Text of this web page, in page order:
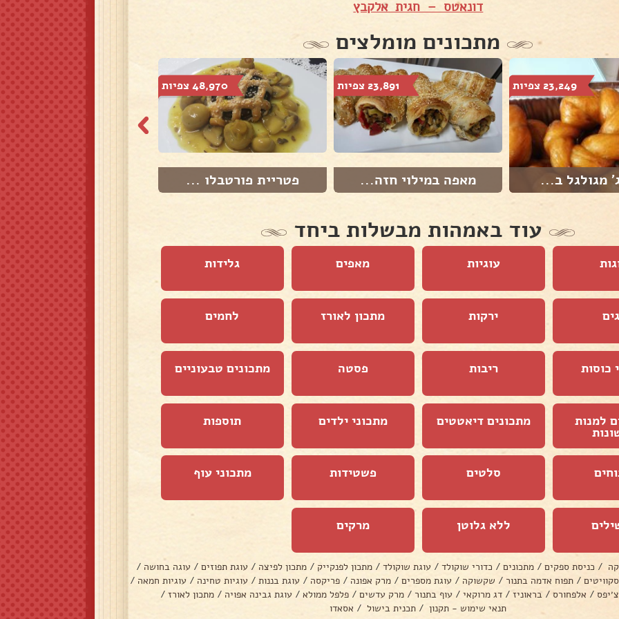
דונאטס – חגית אלקבץ
מתכונים מומלצים
23,249 צפיות
מגולגל ב...
23,891 צפיות
מאפה במילוי חזה...
48,970 צפיות
פטריית פורטבלו ...
עוד באמהות מבשלות ביחד
עוגיות מאפים גלידות
ירקות מתכון לאורז לחמים
כוסות ריבות פסטה מתכונים טבעוניים
למנות מתכונים דיאטטים מתכוני ילדים תוספות
סלטים פשטידות מתכוני עוף
ללא גלוטן מרקים
/ כניסת ספקים / מתכונים / כדורי שוקולד / עוגת שוקולד / מתכון לפנקייק / מתכון לפיצה / עוגת תפוזים / עוגה בחושה /
/ תפוח אדמה בתנור / שקשוקה / עוגת מספרים / מרק אפונה / פריקסה / עוגת בננות / עוגיות טחינה / עוגיות חמאה /
/ אלפחורס / בראוניז / דג מרוקאי / עוף בתנור / מרק עדשים / פלפל ממולא / עוגת גבינה אפויה / מתכון לאורז /
תנאי שימוש - תקנון / תכנית בישול / אסאדו